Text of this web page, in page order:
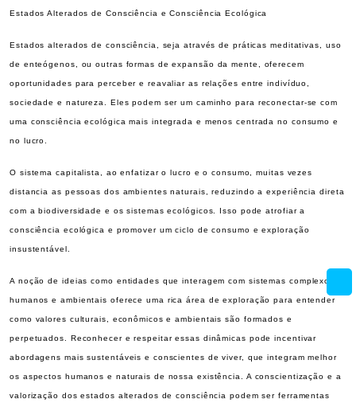
Estados Alterados de Consciência e Consciência Ecológica
Estados alterados de consciência, seja através de práticas meditativas, uso
de enteógenos, ou outras formas de expansão da mente, oferecem
oportunidades para perceber e reavaliar as relações entre indivíduo,
sociedade e natureza. Eles podem ser um caminho para reconectar-se com
uma consciência ecológica mais integrada e menos centrada no consumo e
no lucro.
O sistema capitalista, ao enfatizar o lucro e o consumo, muitas vezes
distancia as pessoas dos ambientes naturais, reduzindo a experiência direta
com a biodiversidade e os sistemas ecológicos. Isso pode atrofiar a
consciência ecológica e promover um ciclo de consumo e exploração
insustentável.
A noção de ideias como entidades que interagem com sistemas complexos
humanos e ambientais oferece uma rica área de exploração para entender
como valores culturais, econômicos e ambientais são formados e
perpetuados. Reconhecer e respeitar essas dinâmicas pode incentivar
abordagens mais sustentáveis e conscientes de viver, que integram melhor
os aspectos humanos e naturais de nossa existência. A conscientização e a
valorização dos estados alterados de consciência podem ser ferramentas